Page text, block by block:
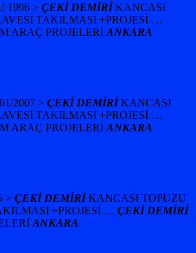
1996 > ÇEKİ DEMİRİKANCASI
TAKILMASI +PROJESİ …
ARAÇ PROJELERİ ANKARA
2007 > ÇEKİ DEMİRİKANCASI
TAKILMASI +PROJESİ …
ARAÇ PROJELERİ ANKARA
> ÇEKİ DEMİRİKANCASI TOPUZU
+PROJESİ … ÇEKİ DEMİRİ
ANKARA